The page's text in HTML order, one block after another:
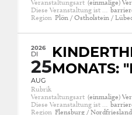
Veranstaltungsart (einmalige)
Diese Veranstaltung ist …
Region Plön / Ostholstein /
2026
DI
25
AUG
MONATS:
Rubrik
Veranstaltungsart (einmalige)
Diese Veranstaltung ist …
Region Flensburg /